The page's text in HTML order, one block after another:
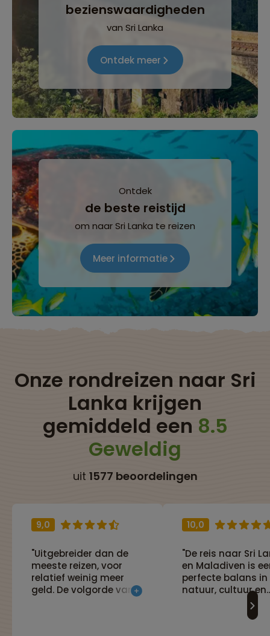
bezienswaardigheden
van Sri Lanka
Ontdek meer
Ontdek
de beste reistijd
om naar Sri Lanka te reizen
Meer informatie
Onze rondreizen naar Sri
Lanka krijgen
gemiddeld een 8.5
Geweldig
uit 1577 beoordelingen
9,0
"Uitgebreider dan de
meeste reizen, voor
relatief weinig meer
geld. De volgorde van
10,0
"De reis naar Sri
en Maladiven is
perfecte balans in
natuur, cultuur en
strand/snorkel."